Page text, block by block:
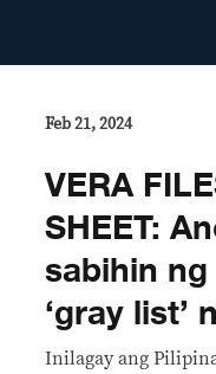
Feb 21, 2024
VERA
SHEET:
sabihin
‘gray list’
Inilagay ang